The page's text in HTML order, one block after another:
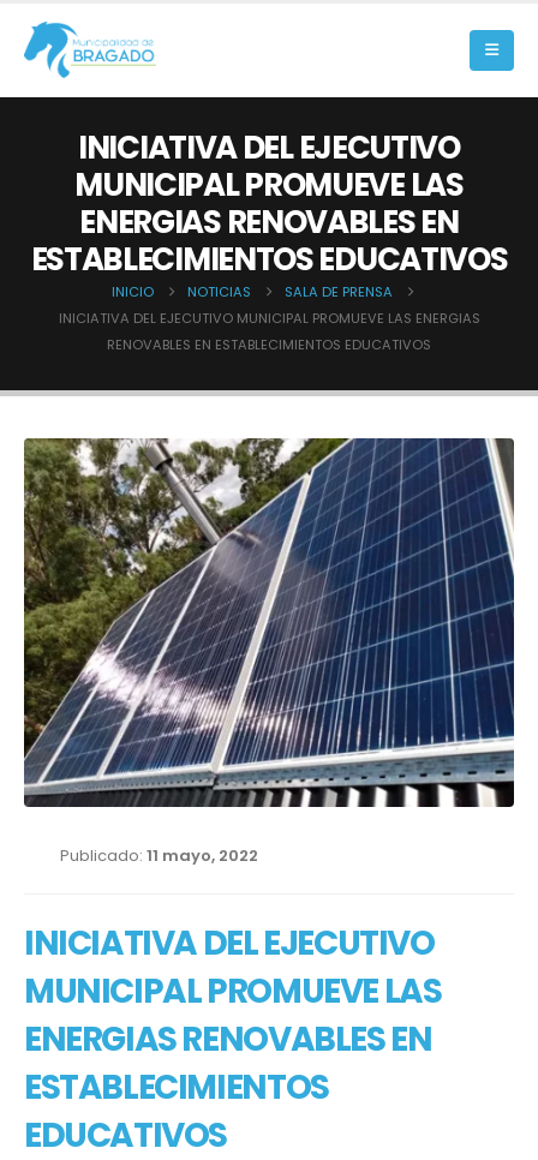
INICIATIVA DEL EJECUTIVO
MUNICIPAL PROMUEVE LAS
ENERGIAS RENOVABLES EN
ESTABLECIMIENTOS EDUCATIVOS
INICIO NOTICIAS
SALA DE PRENSA
INICIATIVA DEL EJECUTIVO MUNICIPAL PROMUEVE LAS ENERGIAS
RENOVABLES EN ESTABLECIMIENTOS EDUCATIVOS
Publicado: 11 mayo, 2022
INICIATIVA DEL EJECUTIVO
MUNICIPAL PROMUEVE LAS
ENERGIAS RENOVABLES EN
ESTABLECIMIENTOS
EDUCATIVOS